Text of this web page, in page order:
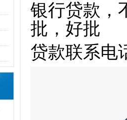
银行贷款，
批，好批
贷款联系电